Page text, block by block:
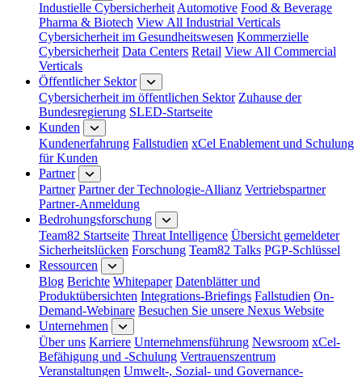
Industielle Cybersicherheit Automotive Food & Beverage
Pharma & Biotech View All Industrial Verticals
Cybersicherheit im Gesundheitswesen Kommerzielle
Cybersicherheit Data Centers Retail View All Commercial
Verticals
Öffentlicher Sektor
Cybersicherheit im öffentlichen Sektor Zuhause der
Bundesregierung SLED-Startseite
Kunden
Kundenerfahrung Fallstudien xCel Enablement und Schulung
für Kunden
Partner
Partner Partner der Technologie-Allianz Vertriebspartner
Partner-Anmeldung
Bedrohungsforschung
Team82 Startseite Threat Intelligence Übersicht gemeldeter
Sicherheitslücken Forschung Team82 Talks PGP-Schlüssel
Ressourcen
Blog Berichte Whitepaper Datenblätter und
Produktübersichten Integrations-Briefings Fallstudien On-
Demand-Webinare Besuchen Sie unsere Nexus Website
Unternehmen
Über uns Karriere Unternehmensführung Newsroom xCel-
Befähigung und -Schulung Vertrauenszentrum
Veranstaltungen Umwelt-, Sozial- und Governance-